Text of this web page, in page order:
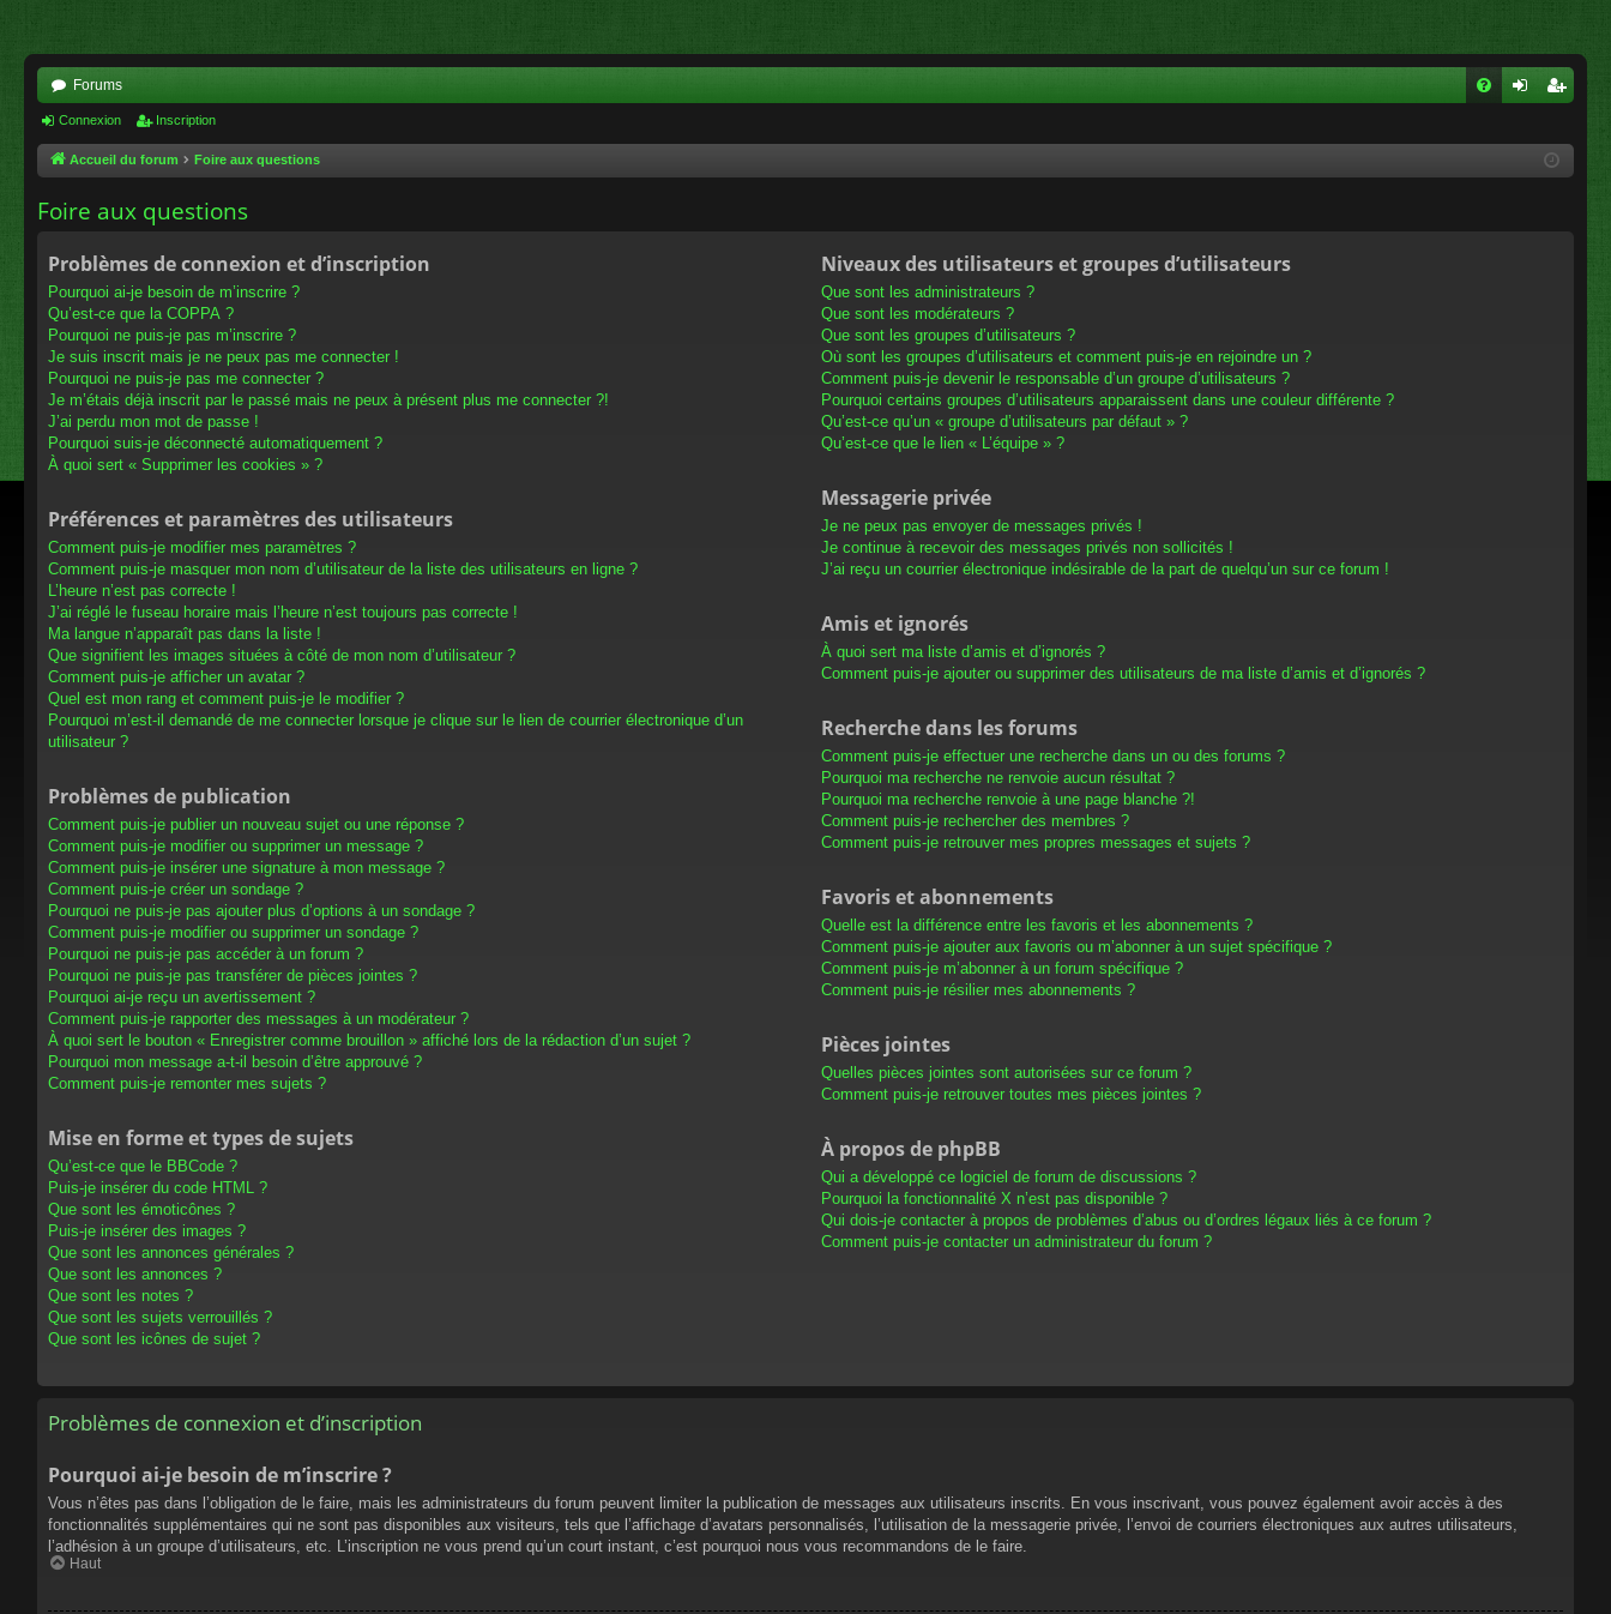
Forums
cri
Connexion Inscription
Accueil du forum Foire aux questions
Foire aux questions
Problèmes de connexion et d’inscription
Pourquoi ai-je besoin de m’inscrire ?
Qu’est-ce que la COPPA ?
Pourquoi ne puis-je pas m’inscrire ?
Je suis inscrit mais je ne peux pas me connecter !
Pourquoi ne puis-je pas me connecter ?
Je m’étais déjà inscrit par le passé mais ne peux à présent plus me connecter ?!
J’ai perdu mon mot de passe !
Pourquoi suis-je déconnecté automatiquement ?
À quoi sert « Supprimer les cookies » ?
Préférences et paramètres des utilisateurs
Comment puis-je modifier mes paramètres ?
Comment puis-je masquer mon nom d’utilisateur de la liste des utilisateurs en ligne ?
L’heure n’est pas correcte !
J’ai réglé le fuseau horaire mais l’heure n’est toujours pas correcte !
Ma langue n’apparaît pas dans la liste !
Que signifient les images situées à côté de mon nom d’utilisateur ?
Comment puis-je afficher un avatar ?
Quel est mon rang et comment puis-je le modifier ?
Pourquoi m’est-il demandé de me connecter lorsque je clique sur le lien de courrier électronique d’un
utilisateur ?
Problèmes de publication
Comment puis-je publier un nouveau sujet ou une réponse ?
Comment puis-je modifier ou supprimer un message ?
Comment puis-je insérer une signature à mon message ?
Comment puis-je créer un sondage ?
Pourquoi ne puis-je pas ajouter plus d’options à un sondage ?
Comment puis-je modifier ou supprimer un sondage ?
Pourquoi ne puis-je pas accéder à un forum ?
Pourquoi ne puis-je pas transférer de pièces jointes ?
Pourquoi ai-je reçu un avertissement ?
Comment puis-je rapporter des messages à un modérateur ?
À quoi sert le bouton « Enregistrer comme brouillon » affiché lors de la rédaction d’un sujet ?
Pourquoi mon message a-t-il besoin d’être approuvé ?
Comment puis-je remonter mes sujets ?
Mise en forme et types de sujets
Qu’est-ce que le BBCode ?
Puis-je insérer du code HTML ?
Que sont les émoticônes ?
Puis-je insérer des images ?
Que sont les annonces générales ?
Que sont les annonces ?
Que sont les notes ?
Que sont les sujets verrouillés ?
Que sont les icônes de sujet ?
Niveaux des utilisateurs et groupes d’utilisateurs
Que sont les administrateurs ?
Que sont les modérateurs ?
Que sont les groupes d’utilisateurs ?
Où sont les groupes d’utilisateurs et comment puis-je en rejoindre un ?
Comment puis-je devenir le responsable d’un groupe d’utilisateurs ?
Pourquoi certains groupes d’utilisateurs apparaissent dans une couleur différente ?
Qu’est-ce qu’un « groupe d’utilisateurs par défaut » ?
Qu’est-ce que le lien « L’équipe » ?
Messagerie privée
Je ne peux pas envoyer de messages privés !
Je continue à recevoir des messages privés non sollicités !
J’ai reçu un courrier électronique indésirable de la part de quelqu’un sur ce forum !
Amis et ignorés
À quoi sert ma liste d’amis et d’ignorés ?
Comment puis-je ajouter ou supprimer des utilisateurs de ma liste d’amis et d’ignorés ?
Recherche dans les forums
Comment puis-je effectuer une recherche dans un ou des forums ?
Pourquoi ma recherche ne renvoie aucun résultat ?
Pourquoi ma recherche renvoie à une page blanche ?!
Comment puis-je rechercher des membres ?
Comment puis-je retrouver mes propres messages et sujets ?
Favoris et abonnements
Quelle est la différence entre les favoris et les abonnements ?
Comment puis-je ajouter aux favoris ou m’abonner à un sujet spécifique ?
Comment puis-je m’abonner à un forum spécifique ?
Comment puis-je résilier mes abonnements ?
Pièces jointes
Quelles pièces jointes sont autorisées sur ce forum ?
Comment puis-je retrouver toutes mes pièces jointes ?
À propos de phpBB
Qui a développé ce logiciel de forum de discussions ?
Pourquoi la fonctionnalité X n’est pas disponible ?
Qui dois-je contacter à propos de problèmes d’abus ou d’ordres légaux liés à ce forum ?
Comment puis-je contacter un administrateur du forum ?
Problèmes de connexion et d’inscription
Pourquoi ai-je besoin de m’inscrire ?
Vous n’êtes pas dans l’obligation de le faire, mais les administrateurs du forum peuvent limiter la publication de messages aux utilisateurs inscrits. En vous inscrivant, vous pouvez également avoir accès à des
fonctionnalités supplémentaires qui ne sont pas disponibles aux visiteurs, tels que l’affichage d’avatars personnalisés, l’utilisation de la messagerie privée, l’envoi de courriers électroniques aux autres utilisateurs,
l’adhésion à un groupe d’utilisateurs, etc. L’inscription ne vous prend qu’un court instant, c’est pourquoi nous vous recommandons de le faire.
Haut